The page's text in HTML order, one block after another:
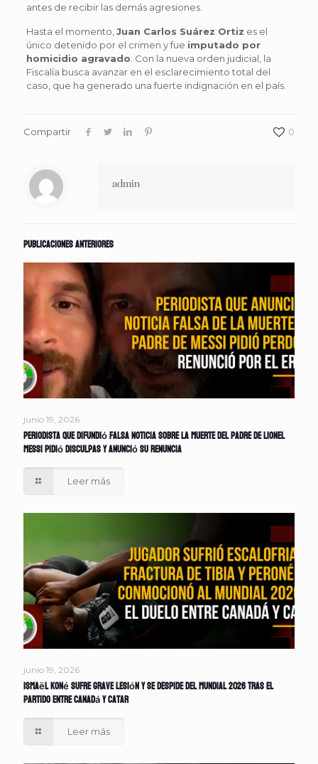
antes de recibir las demás agresiones.
Hasta el momento, Juan Carlos Suárez Ortiz es el
único detenido por el crimen y fue imputado por
homicidio agravado . Con la nueva orden judicial, la
Fiscalía busca avanzar en el esclarecimiento total del
caso, que ha generado una fuerte indignación en el país.
Compartir 0
admin
Publicaciones anteriores
junio 19, 2026
Periodista que difundió falsa noticia sobre la muerte del padre de Lionel
Messi pidió disculpas y anunció su renuncia
Leer más
junio 19, 2026
Ismaël Koné sufre grave lesión y se despide del Mundial 2026 tras el
partido entre Canadá y Catar
Leer más